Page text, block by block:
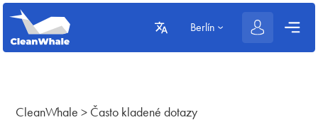
Berlín
CleanWhale > Často kladené dotazy